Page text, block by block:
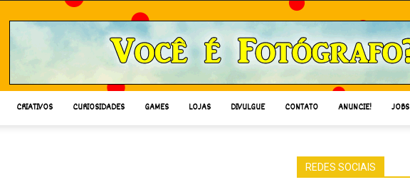
CRIATIVOS CURIOSIDADES GAMES LOJAS DIVULGUE CONTATO ANUNCIE! JOBS
REDES SOCIAIS